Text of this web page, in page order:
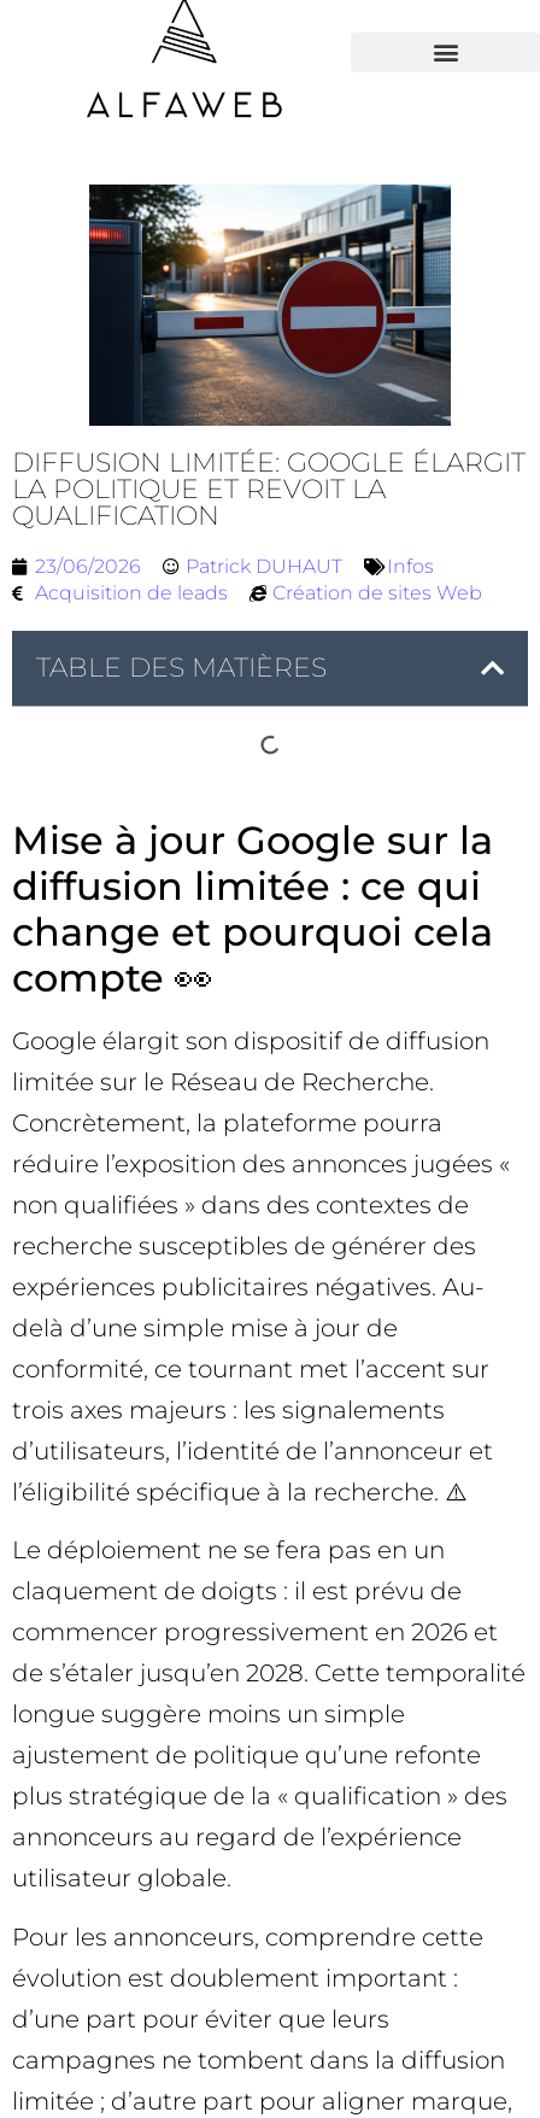
DIFFUSION LIMITÉE: GOOGLE ÉLARGIT
LA POLITIQUE ET REVOIT LA
QUALIFICATION
23/06/2026 Patrick DUHAUT
Infos
Acquisition de leads
Création de sites Web
TABLE DES MATIÈRES
Mise à jour Google sur la
diffusion limitée : ce qui
change et pourquoi cela
compte 👀
Google élargit son dispositif de diffusion
limitée sur le Réseau de Recherche.
Concrètement, la plateforme pourra
réduire l’exposition des annonces jugées «
non qualifiées » dans des contextes de
recherche susceptibles de générer des
expériences publicitaires négatives. Au-
delà d’une simple mise à jour de
conformité, ce tournant met l’accent sur
trois axes majeurs : les signalements
d’utilisateurs, l’identité de l’annonceur et
l’éligibilité spécifique à la recherche. ⚠️
Le déploiement ne se fera pas en un
claquement de doigts : il est prévu de
commencer progressivement en 2026 et
de s’étaler jusqu’en 2028. Cette temporalité
longue suggère moins un simple
ajustement de politique qu’une refonte
plus stratégique de la « qualification » des
annonceurs au regard de l’expérience
utilisateur globale.
Pour les annonceurs, comprendre cette
évolution est doublement important :
d’une part pour éviter que leurs
campagnes ne tombent dans la diffusion
limitée ; d’autre part pour aligner marque,